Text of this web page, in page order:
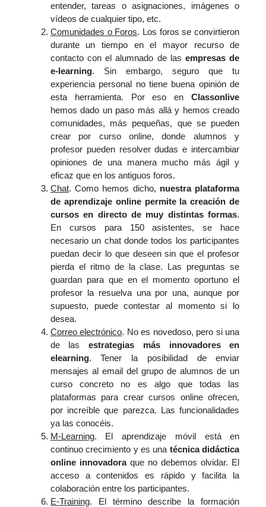
entender, tareas o asignaciones, imágenes o
vídeos de cualquier tipo, etc.
Comunidades o Foros. Los foros se convirtieron
durante un tiempo en el mayor recurso de
contacto con el alumnado de lasempresas de
e-learning. Sin embargo, seguro que tu
experiencia personal no tiene buena opinión de
esta herramienta. Por eso enClassonlive
hemos dado un paso más allá y hemos creado
comunidades, más pequeñas, que se pueden
crear por curso online, donde alumnos y
profesor pueden resolver dudas e intercambiar
opiniones de una manera mucho más ágil y
eficaz que en los antiguos foros.
Chat. Como hemos dicho, nuestra plataforma
de aprendizaje onlinepermite la creación de
cursos en directo de muy distintas formas.
En cursos para 150 asistentes, se hace
necesario un chat donde todos los participantes
puedan decir lo que deseen sin que el profesor
pierda el ritmo de la clase. Las preguntas se
guardan para que en el momento oportuno el
profesor la resuelva una por una, aunque por
supuesto, puede contestar al momento si lo
desea.
Correo electrónico. No es novedoso, pero si una
de lasestrategias más innovadores en
elearning. Tener la posibilidad de enviar
mensajes al email del grupo de alumnos de un
curso concreto no es algo que todas las
plataformas para crear cursos onlineofrecen,
por increíble que parezca. Las funcionalidades
ya las conocéis.
M-Learning. El aprendizaje móvil está en
continuo crecimiento y es una técnica didáctica
online innovadoraque no debemos olvidar. El
acceso a contenidos es rápido y facilita la
colaboración entre los participantes.
E-Training. El término describe la formación